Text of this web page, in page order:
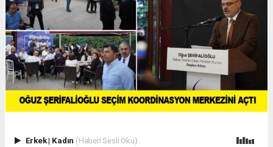
Erkek| Kadın (Haberi Sesli Oku)